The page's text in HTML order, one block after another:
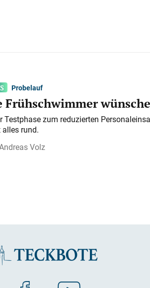
Probelauf
Frühschwimmer
Testphase zum reduzierten
alles rund.
Volz